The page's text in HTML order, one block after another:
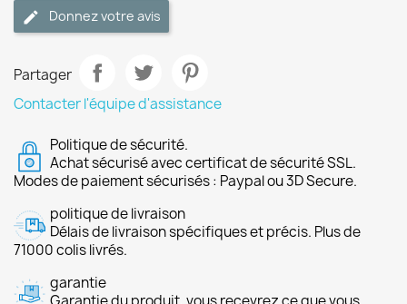
Donnez votre avis
Partager
Contacter l'équipe d'assistance
Politique de sécurité.
Achat sécurisé avec certificat de sécurité SSL.
Modes de paiement sécurisés : Paypal ou 3D Secure.
politique de livraison
Délais de livraison spécifiques et précis. Plus de
71000 colis livrés.
garantie